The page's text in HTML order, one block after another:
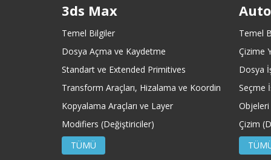
3ds Max
Temel Bilgiler
Dosya Açma ve Kaydetme
Standart ve Extended Primitives
Transform Araçları, Hizalama ve Koordinat Merkezleri
Kopyalama Araçları ve Layer
Modifiers (Değiştiriciler)
TÜMÜ
Temel
Çizime
Dosya
Seçme
Objeleri
Çizim